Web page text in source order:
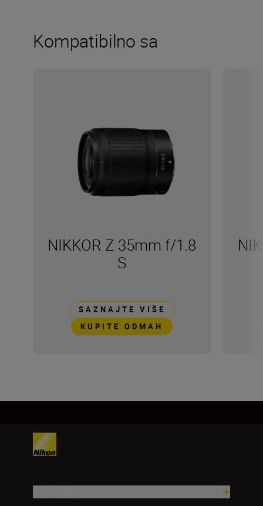
Kompatibilno sa
NIKKOR Z 35mm f/1.8
S
SAZNAJTE VIŠE
KUPITE ODMAH